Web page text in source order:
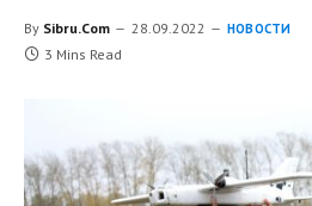
By Sibru.Com 28.09.2022 НОВОСТИ
3 Mins Read